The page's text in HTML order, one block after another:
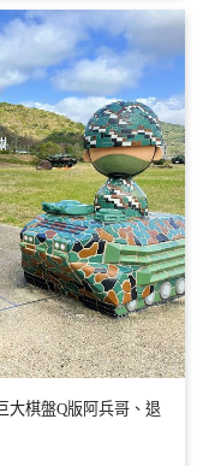
大棋盤Q版阿兵哥、退